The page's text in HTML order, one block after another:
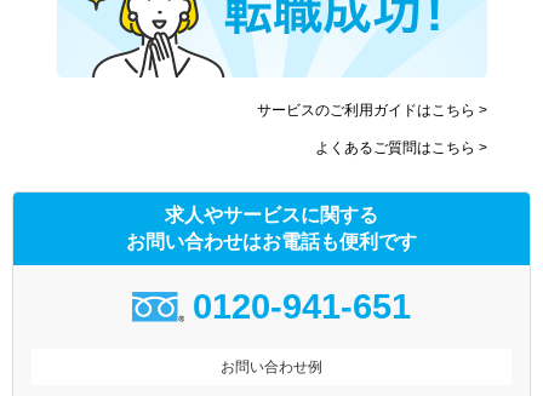
サービスのご利用ガイドはこちら >
よくあるご質問はこちら >
求人やサービスに関する
お問い合わせはお電話も便利です
0120-941-651
お問い合わせ例